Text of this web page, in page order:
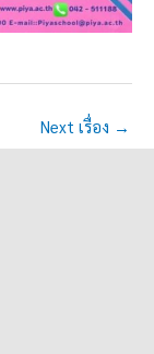
Next เรื่อง →